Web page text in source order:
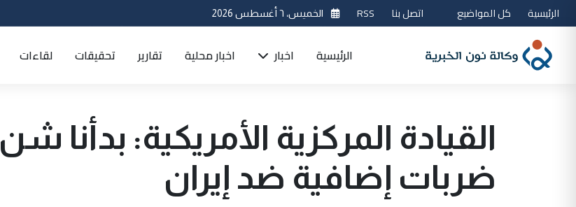
الرئيسية كل المواضيع اتصل بنا RSS الخميس، ٦ أغسطس 2026
الرئيسية اخبار اخبار محلية تقارير تحقيقات لقاءات
القيادة المركزية الأمريكية: بدأنا شن
ضربات إضافية ضد إيران